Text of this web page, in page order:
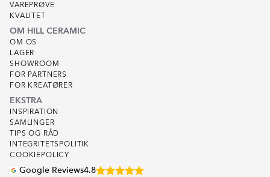
VAREPRØVE
KVALITET
OM HILL CERAMIC
OM OS
LAGER
SHOWROOM
FOR PARTNERS
FOR KREATØRER
EKSTRA
INSPIRATION
SAMLINGER
TIPS OG RÅD
INTEGRITETSPOLITIK
COOKIEPOLICY
Google Reviews4.8